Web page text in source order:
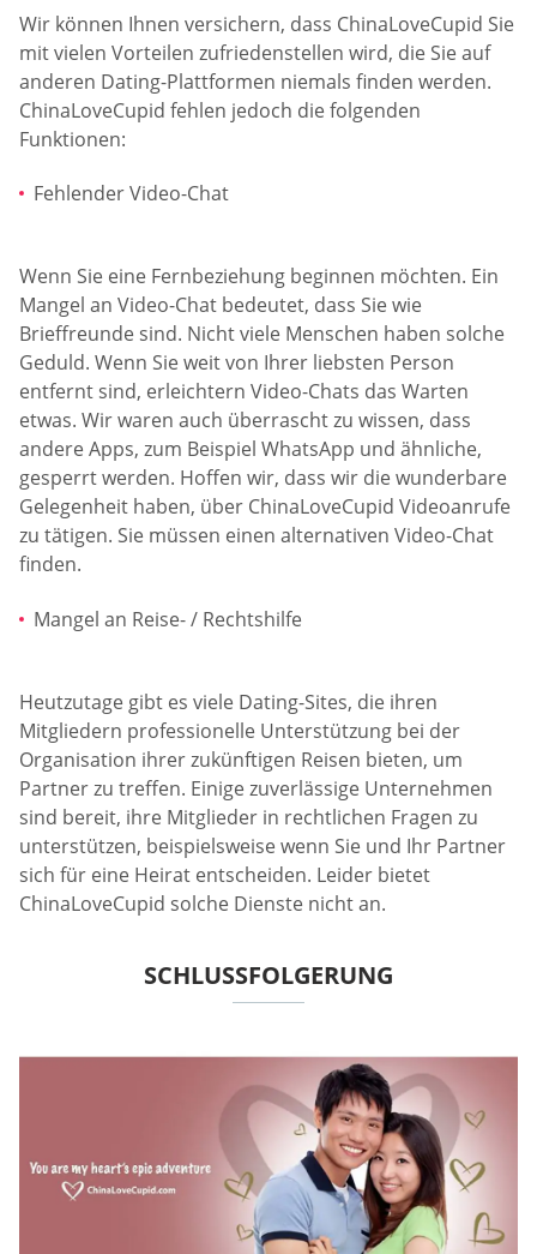
Wir können Ihnen versichern, dass ChinaLoveCupid Sie
mit vielen Vorteilen zufriedenstellen wird, die Sie auf
anderen Dating-Plattformen niemals finden werden.
ChinaLoveCupid fehlen jedoch die folgenden
Funktionen:
Fehlender Video-Chat
Wenn Sie eine Fernbeziehung beginnen möchten. Ein
Mangel an Video-Chat bedeutet, dass Sie wie
Brieffreunde sind. Nicht viele Menschen haben solche
Geduld. Wenn Sie weit von Ihrer liebsten Person
entfernt sind, erleichtern Video-Chats das Warten
etwas. Wir waren auch überrascht zu wissen, dass
andere Apps, zum Beispiel WhatsApp und ähnliche,
gesperrt werden. Hoffen wir, dass wir die wunderbare
Gelegenheit haben, über ChinaLoveCupid Videoanrufe
zu tätigen. Sie müssen einen alternativen Video-Chat
finden.
Mangel an Reise- / Rechtshilfe
Heutzutage gibt es viele Dating-Sites, die ihren
Mitgliedern professionelle Unterstützung bei der
Organisation ihrer zukünftigen Reisen bieten, um
Partner zu treffen. Einige zuverlässige Unternehmen
sind bereit, ihre Mitglieder in rechtlichen Fragen zu
unterstützen, beispielsweise wenn Sie und Ihr Partner
sich für eine Heirat entscheiden. Leider bietet
ChinaLoveCupid solche Dienste nicht an.
SCHLUSSFOLGERUNG